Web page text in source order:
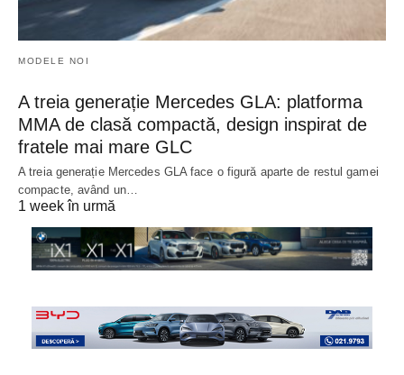
MODELE NOI
A treia generație Mercedes GLA: platforma
MMA de clasă compactă, design inspirat de
fratele mai mare GLC
A treia generație Mercedes GLA face o figură aparte de restul gamei
compacte, având un…
1 week în urmă